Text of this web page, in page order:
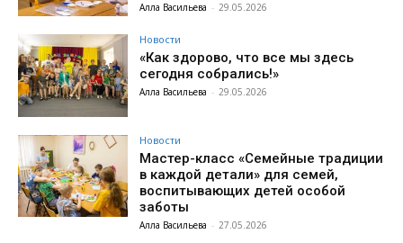
Алла Васильева - 29.05.2026
Новости
«Как здорово, что все мы здесь
сегодня собрались!»
Алла Васильева - 29.05.2026
Новости
Мастер-класс «Семейные традиции
в каждой детали» для семей,
воспитывающих детей особой
заботы
Алла Васильева - 27.05.2026